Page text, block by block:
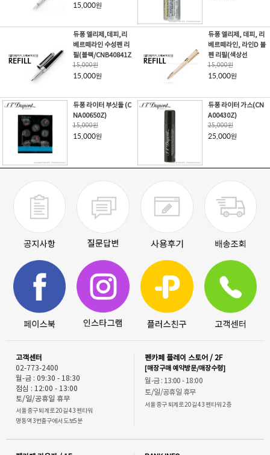
15,000원
듀퐁 엘리제,데피,리
베르떼라인 수성펜 리
필(블랙/CNB40841Z
15,000원
15,000원
듀퐁 엘리제, 데피, 리
베르떼라인, 라인D 볼
펜 리필(색상선
15,000원
15,000원
듀퐁 라이터 부싯돌 (C
NA00650Z)
15,000원
15,000원
듀퐁 라이터 가스(CN
A00430Z)
25,000원
25,000원
고객센터
02-773-2400
월-금 : 09:30 - 18:30
점심 : 12:00 - 13:00
토/일/공휴일 휴무
서울 중구 퇴계로 20길 43 펜타워
명동역 3번출구에서 도보5분
펜카페 플레이 스토어 / 2F
[매장구매 예약방문/매장수령]
월-금 : 13:00 - 18:00
토/일/공휴일 휴무
서울 중구 퇴계로 20길 43 펜타워 2층